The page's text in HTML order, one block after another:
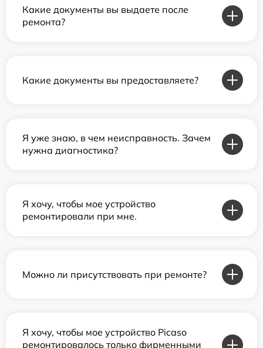
Какие документы вы выдаете после
ремонта?
Какие документы вы предоставляете?
Я уже знаю, в чем неисправность. Зачем
нужна диагностика?
Я хочу, чтобы мое устройство
ремонтировали при мне.
Можно ли присутствовать при ремонте?
Я хочу, чтобы мое устройство Picaso
ремонтировалось только фирменными